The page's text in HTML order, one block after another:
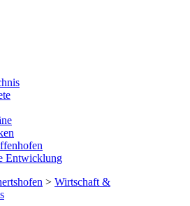
Entwicklung
> Wirtschaft &